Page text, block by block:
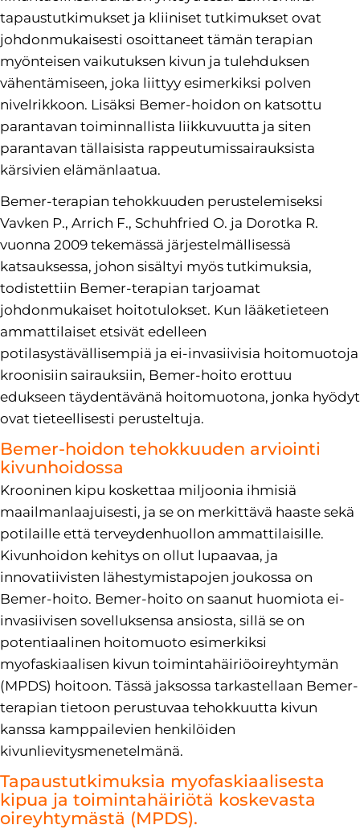
tapaustutkimukset ja kliiniset tutkimukset ovat
johdonmukaisesti osoittaneet tämän terapian
myönteisen vaikutuksen kivun ja tulehduksen
vähentämiseen, joka liittyy esimerkiksi polven
nivelrikkoon. Lisäksi Bemer-hoidon on katsottu
parantavan toiminnallista liikkuvuutta ja siten
parantavan tällaisista rappeutumissairauksista
kärsivien elämänlaatua.
Bemer-terapian tehokkuuden perustelemiseksi
Vavken P., Arrich F., Schuhfried O. ja Dorotka R.
vuonna 2009 tekemässä järjestelmällisessä
katsauksessa, johon sisältyi myös tutkimuksia,
todistettiin Bemer-terapian tarjoamat
johdonmukaiset hoitotulokset. Kun lääketieteen
ammattilaiset etsivät edelleen
potilasystävällisempiä ja ei-invasiivisia hoitomuotoja
kroonisiin sairauksiin, Bemer-hoito erottuu
edukseen täydentävänä hoitomuotona, jonka hyödyt
ovat tieteellisesti perusteltuja.
Bemer-hoidon tehokkuuden arviointi
kivunhoidossa
Krooninen kipu koskettaa miljoonia ihmisiä
maailmanlaajuisesti, ja se on merkittävä haaste sekä
potilaille että terveydenhuollon ammattilaisille.
Kivunhoidon kehitys on ollut lupaavaa, ja
innovatiivisten lähestymistapojen joukossa on
Bemer-hoito. Bemer-hoito on saanut huomiota ei-
invasiivisen sovelluksensa ansiosta, sillä se on
potentiaalinen hoitomuoto esimerkiksi
myofaskiaalisen kivun toimintahäiriöoireyhtymän
(MPDS) hoitoon. Tässä jaksossa tarkastellaan Bemer-
terapian tietoon perustuvaa tehokkuutta kivun
kanssa kamppailevien henkilöiden
kivunlievitysmenetelmänä.
Tapaustutkimuksia myofaskiaalisesta
kipua ja toimintahäiriötä koskevasta
oireyhtymästä (MPDS).